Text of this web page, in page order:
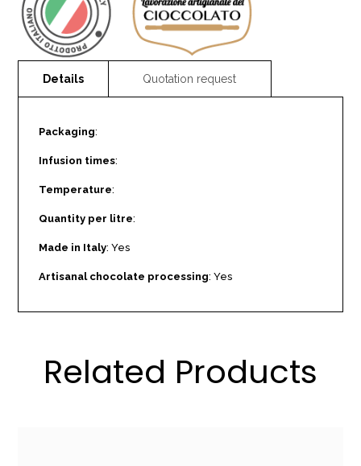
Packaging:
Infusion times:
Temperature:
Quantity per litre:
Made in Italy: Yes
Artisanal chocolate processing: Yes
Related Products